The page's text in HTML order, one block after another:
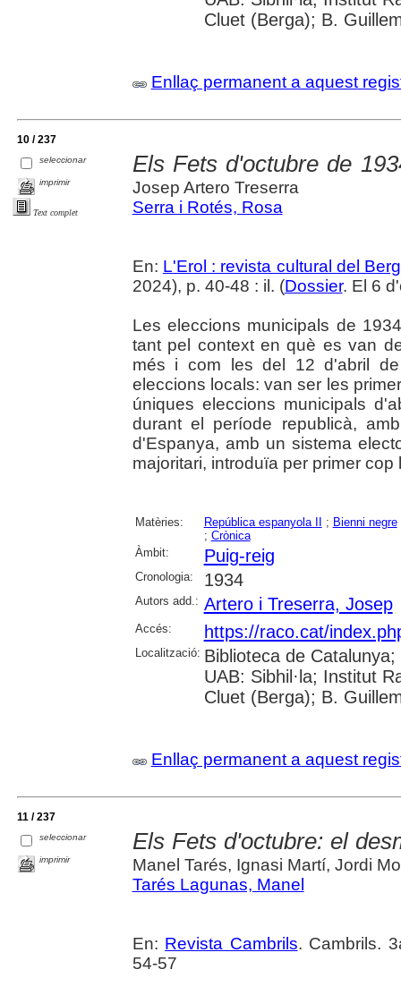
Cluet (Berga); B.
Enllaç permanent a aquest
10 / 237
seleccionar
imprimir
Text complet
Els Fets d'octubre de
Josep Artero Treserra
Serra i Rotés, Rosa
En: L'Erol : revista cultural del
2024), p. 40-48 : il. (Dossier. El 6
Les eleccions municipals de
tant pel context en què es van
més i com les del 12 d'abril
eleccions locals: van ser les
úniques eleccions municipals
durant el període republicà,
d'Espanya, amb un sistema
majoritari, introduïa per primer
Matèries: República espanyola II ; Bienni negre
; Crònica
Àmbit:
Puig-reig
Cronologia: 1934
Autors add.: Artero i Treserra, Josep
Accés: https://raco.cat/
Localització: Biblioteca de
UAB: Sibhil·la; Institut
Cluet (Berga); B.
Enllaç permanent a aquest
11 / 237
seleccionar
imprimir
Els Fets d'octubre: el
Manel Tarés, Ignasi Martí, Jordi
Tarés Lagunas, Manel
En: Revista Cambrils. Cambrils.
54-57